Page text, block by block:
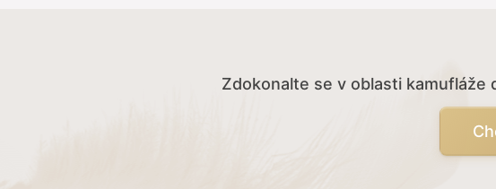
Zdokonalte se v oblasti